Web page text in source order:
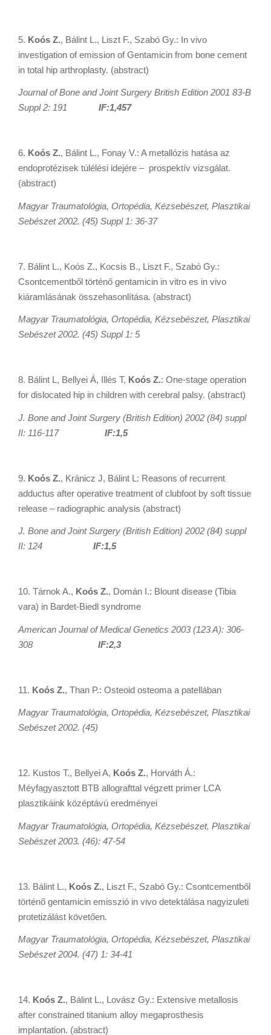
5. Koós Z., Bálint L., Liszt F., Szabó Gy.: In vivo
investigation of emission of Gentamicin from bone cement
in total hip arthroplasty. (abstract)
Journal of Bone and Joint Surgery British Edition 2001 83-B
Suppl 2: 191 IF:1,457
6. Koós Z., Bálint L., Fonay V.: A metallózis hatása az
endoprotézisek túlélési idejére – prospektív vizsgálat.
(abstract)
Magyar Traumatológia, Ortopédia, Kézsebészet, Plasztikai
Sebészet 2002. (45) Suppl 1: 36-37
7. Bálint L., Koós Z., Kocsis B., Liszt F., Szabó Gy.:
Csontcementből történő gentamicin in vitro es in vivo
kiáramlásának összehasonlítása. (abstract)
Magyar Traumatológia, Ortopédia, Kézsebészet, Plasztikai
Sebészet 2002. (45) Suppl 1: 5
8. Bálint L, Bellyei Á, Illés T, Koós Z.: One-stage operation
for dislocated hip in children with cerebral palsy. (abstract)
J. Bone and Joint Surgery (British Edition) 2002 (84) suppl
II: 116-117 IF:1,5
9. Koós Z., Kránicz J, Bálint L: Reasons of recurrent
adductus after operative treatment of clubfoot by soft tissue
release – radiographic analysis (abstract)
J. Bone and Joint Surgery (British Edition) 2002 (84) suppl
II: 124 IF:1,5
10. Tárnok A., Koós Z., Domán I.: Blount disease (Tibia
vara) in Bardet-Biedl syndrome
American Journal of Medical Genetics 2003 (123 A): 306-
308 IF:2,3
11. Koós Z., Than P.: Osteoid osteoma a patellában
Magyar Traumatológia, Ortopédia, Kézsebészet, Plasztikai
Sebészet 2002. (45)
12. Kustos T., Bellyei A, Koós Z., Horváth Á.:
Méyfagyasztott BTB allografttal végzett primer LCA
plasztikáink középtávú eredményei
Magyar Traumatológia, Ortopédia, Kézsebészet, Plasztikai
Sebészet 2003. (46): 47-54
13. Bálint L., Koós Z., Liszt F., Szabó Gy.: Csontcementből
történő gentamicin emisszió in vivo detektálása nagyizuleti
protetizálást követően.
Magyar Traumatológia, Ortopédia, Kézsebészet, Plasztikai
Sebészet 2004. (47) 1: 34-41
14. Koós Z., Bálint L., Lovász Gy.: Extensive metallosis
after constrained titanium alloy megaprosthesis
implantation. (abstract)